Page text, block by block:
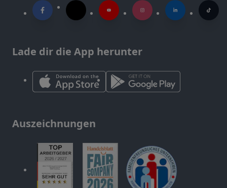
Lade dir die App herunter
Auszeichnungen